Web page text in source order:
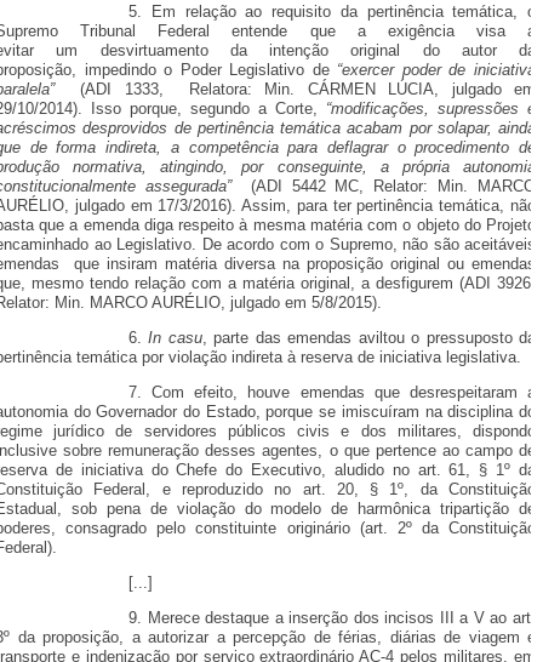
5. Em relação ao requisito da pertinência temática, o
Tribunal Federal entende que a exigência visa a
um desvirtuamento da intenção original do autor da
impedindo o Poder Legislativo de “exercer poder de iniciativa
(ADI 1333, Relatora: Min. CÁRMEN LÚCIA, julgado em
10/2014). Isso porque, segundo a Corte,
“modificações, supressões e
desprovidos de pertinência temática acabam por solapar, ainda
de forma indireta, a competência para deflagrar o procedimento de
normativa, atingindo, por conseguinte, a própria autonomia
assegurada”(ADI 5442 MC, Relator: Min. MARCO
julgado em 17/3/2016). Assim, para ter pertinência temática, não
que a emenda diga respeito à mesma matéria com o objeto do Projeto
ao Legislativo. De acordo com o Supremo, não são aceitáveis
que insiram matéria diversa na proposição original ou emendas
mesmo tendo relação com a matéria original, a desfigurem (ADI 3926,
Min. MARCO AURÉLIO, julgado em 5/8/2015).
6.In casu, parte das emendas aviltou o pressuposto da
temática por violação indireta à reserva de iniciativa legislativa.
7. Com efeito, houve emendas que desrespeitaram a
do Governador do Estado, porque se imiscuíram na disciplina do
jurídico de servidores públicos civis e dos militares, dispondo
sobre remuneração desses agentes, o que pertence ao campo de
de iniciativa do Chefe do Executivo, aludido no art. 61, § 1º da
Federal, e reproduzido no art. 20, § 1º, da Constituição
sob pena de violação do modelo de harmônica tripartição de
consagrado pelo constituinte originário (art. 2º da Constituição
[...]
9. Merece destaque a inserção dos incisos III a V ao art.
da proposição, a autorizar a percepção de férias, diárias de viagem e
e indenização por serviço extraordinário AC-4 pelos militares, em